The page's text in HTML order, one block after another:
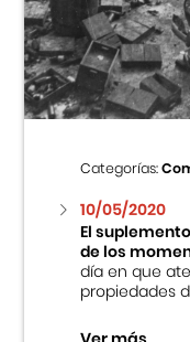
Categorías:
10/05/2020
El
de los
día en que
propiedades